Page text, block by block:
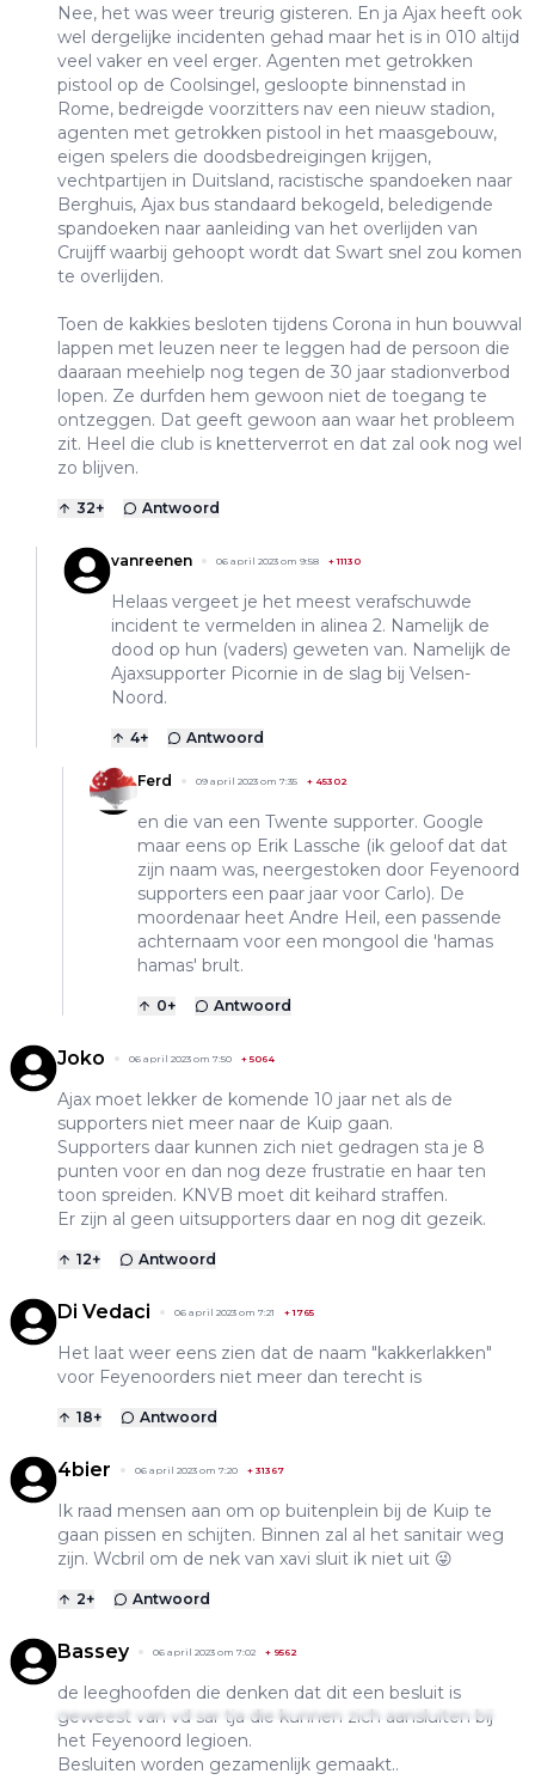
Nee, het was weer treurig gisteren. En ja Ajax heeft ook
wel dergelijke incidenten gehad maar het is in 010 altijd
veel vaker en veel erger. Agenten met getrokken
pistool op de Coolsingel, gesloopte binnenstad in
Rome, bedreigde voorzitters nav een nieuw stadion,
agenten met getrokken pistool in het maasgebouw,
eigen spelers die doodsbedreigingen krijgen,
vechtpartijen in Duitsland, racistische spandoeken naar
Berghuis, Ajax bus standaard bekogeld, beledigende
spandoeken naar aanleiding van het overlijden van
Cruijff waarbij gehoopt wordt dat Swart snel zou komen
te overlijden.
Toen de kakkies besloten tijdens Corona in hun bouwval
lappen met leuzen neer te leggen had de persoon die
daaraan meehielp nog tegen de 30 jaar stadionverbod
lopen. Ze durfden hem gewoon niet de toegang te
ontzeggen. Dat geeft gewoon aan waar het probleem
zit. Heel die club is knetterverrot en dat zal ook nog wel
zo blijven.
32+ Antwoord
vanreenen 06 april 2023 om 9:58 +11130
Helaas vergeet je het meest verafschuwde
incident te vermelden in alinea 2. Namelijk de
dood op hun (vaders) geweten van. Namelijk de
Ajaxsupporter Picornie in de slag bij Velsen-
Noord.
4+ Antwoord
Ferd 09 april 2023 om 7:35 + 45302
en die van een Twente supporter. Google
maar eens op Erik Lassche (ik geloof dat dat
zijn naam was, neergestoken door Feyenoord
supporters een paar jaar voor Carlo). De
moordenaar heet Andre Heil, een passende
achternaam voor een mongool die 'hamas
hamas' brult.
0+ Antwoord
Joko 06 april 2023 om 7:50 + 5064
Ajax moet lekker de komende 10 jaar net als de
supporters niet meer naar de Kuip gaan.
Supporters daar kunnen zich niet gedragen sta je 8
punten voor en dan nog deze frustratie en haar ten
toon spreiden. KNVB moet dit keihard straffen.
Er zijn al geen uitsupporters daar en nog dit gezeik.
12+ Antwoord
Di Vedaci 06 april 2023 om 7:21 +1765
Het laat weer eens zien dat de naam "kakkerlakken"
voor Feyenoorders niet meer dan terecht is
18+ Antwoord
4bier 06 april 2023 om 7:20 + 31367
Ik raad mensen aan om op buitenplein bij de Kuip te
gaan pissen en schijten. Binnen zal al het sanitair weg
zijn. Wcbril om de nek van xavi sluit ik niet uit 😜
2+ Antwoord
Bassey 06 april 2023 om 7:02 + 9562
de leeghoofden die denken dat dit een besluit is
geweest van vd sar tja die kunnen zich aansluiten bij
het Feyenoord legioen.
Besluiten worden gezamenlijk gemaakt..